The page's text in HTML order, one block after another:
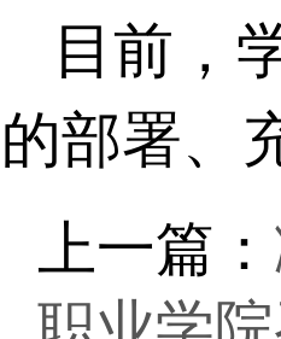
目前，
的部署、
上一篇：